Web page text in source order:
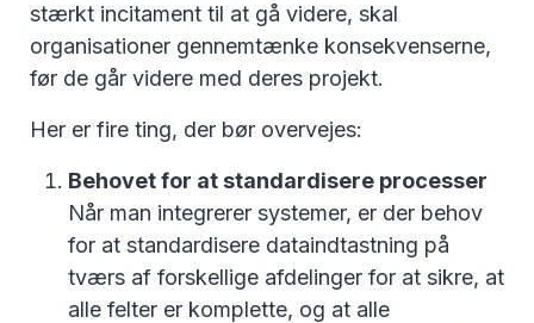
stærkt incitament til at gå videre, skal
organisationer gennemtænke konsekvenserne,
før de går videre med deres projekt.
Her er fire ting, der bør overvejes:
Behovet for at standardisere processer
Når man integrerer systemer, er der behov
for at standardisere dataindtastning på
tværs af forskellige afdelinger for at sikre, at
alle felter er komplette, og at alle